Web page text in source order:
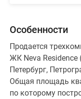
Особенности
Продается
ЖК Neva Residence
Петербург,
Общая площадь
по которому